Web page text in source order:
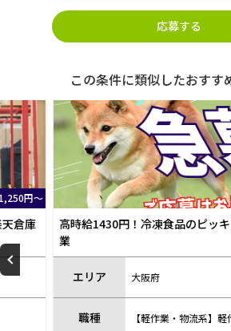
応募する
この条件に類似したおすす
円～
倉庫
高時給1430円！冷凍食品のピッ
業
エリア 大阪府
職種 【軽作業・物流系】軽